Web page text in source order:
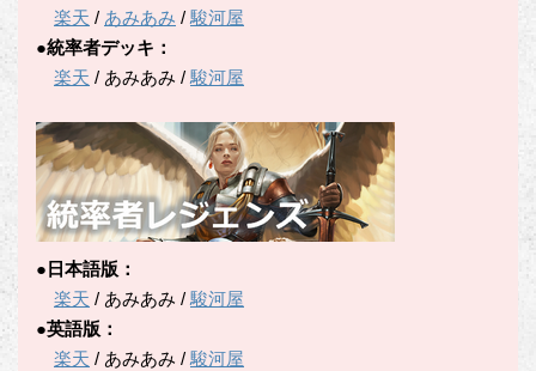
楽天 / あみあみ /駿河屋
●統率者デッキ：
楽天 / あみあみ /駿河屋
●日本語版：
楽天 / あみあみ /駿河屋
●英語版：
楽天 / あみあみ /駿河屋